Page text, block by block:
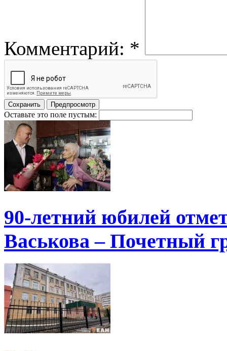
Комментарий: *
Оставьте это поле пустым:
90-летний юбилей
Васькова – Почетный